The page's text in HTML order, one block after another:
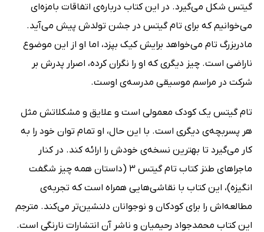
گیتس شکل می‌گیرد. در این کتاب درباره‌ی اتفاقات بامزه‌ای
می‌خوانیم که برای تام گیتس در جشن تولدش پیش می‌آید.
مادربزرگ تام می‌خواهد برایش کیک بپزد، اما او از این موضوع
ناراضی است. چیز دیگری که او را نگران کرده، اصرار پدرش بر
شرکت در مراسم موسیقی مدرسه‌ی اوست.
تام گیتس یک کودک معمولی است و علایق و مشکلاتش مثل
هر پسربچه‌ی دیگری است. با این حال، او تمام توان خود را به
کار می‌گیرد تا بهترین نسخه‌ی خودش را ارائه کند. در کنار
ماجراهای طنز کتاب تام گیتس 3 (داستان همه چیز شگفت
انگیزه)، این کتاب با نقاشی‌هایی همراه است که تجربه‌ی
مطالعه‌اش را برای کودکان و نوجوانان دلنشین‌تر می‌کند. مترجم
این کتاب محمدجواد رحیمیان و ناشر آن انتشارات نارنگی است.